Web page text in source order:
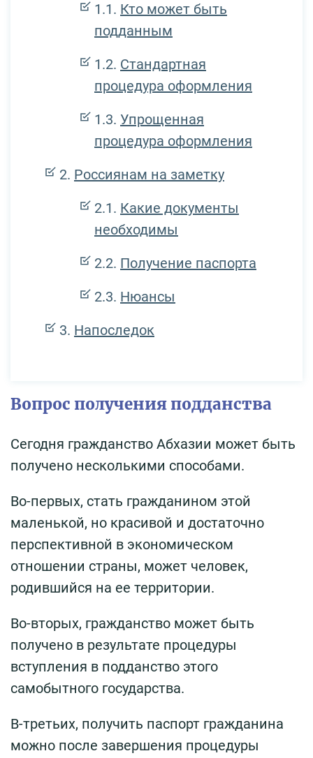
Кто может быть
подданным
Стандартная
процедура оформления
Упрощенная
процедура оформления
Россиянам на заметку
Какие документы
необходимы
Получение паспорта
Нюансы
Напоследок
Вопрос получения подданства
Сегодня гражданство Абхазии может быть
получено несколькими способами.
Во-первых, стать гражданином этой
маленькой, но красивой и достаточно
перспективной в экономическом
отношении страны, может человек,
родившийся на ее территории.
Во-вторых, гражданство может быть
получено в результате процедуры
вступления в подданство этого
самобытного государства.
В-третьих, получить паспорт гражданина
можно после завершения процедуры